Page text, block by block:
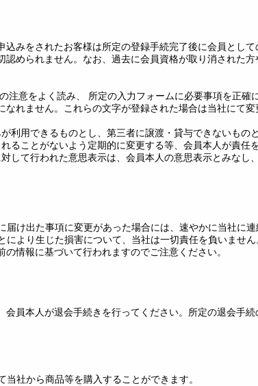
込みをされたお客様は所定の登録手続完了後に会員とし
認められません。なお、過去に会員資格が取り消された
注意をよく読み、 所定の入力フォームに必要事項を正
れません。これらの文字が登録された場合は当社にて変
利用できるものとし、第三者に譲渡・貸与できないものと
ることがないよう定期的に変更する等、会員本人が責任
して行われた意思表示は、会員本人の意思表示とみなし
届け出た事項に変更があった場合には、速やかに当社に連
により生じた損害について、当社は一切責任を負いませ
情報に基づいて行われますのでご注意ください。
員本人が退会手続きを行ってください。所定の退会手続
当社から商品等を購入することができます。